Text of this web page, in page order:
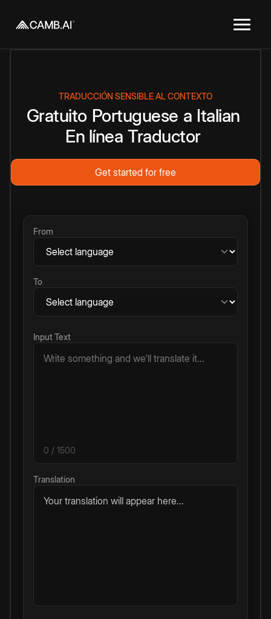
TRADUCCIÓN SENSIBLE AL CONTEXTO
Gratuito Portuguese a Italian
En línea Traductor
Get started for free
From
To
Input Text
0 / 1500
Translation
Your translation will appear here...